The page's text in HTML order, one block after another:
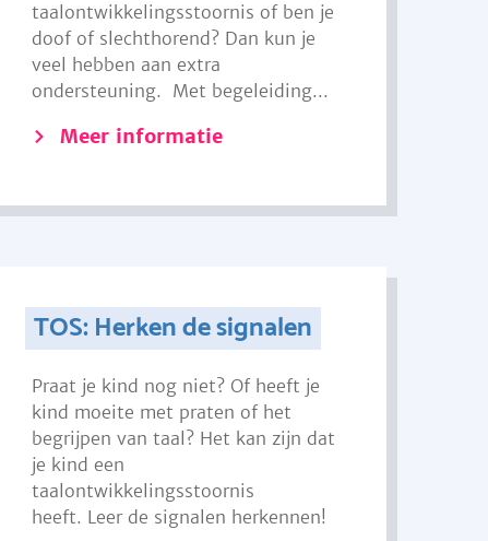
taalontwikkelingsstoornis of ben je
doof of slechthorend? Dan kun je
veel hebben aan extra
ondersteuning. Met begeleiding...
Meer informatie
TOS: Herken de signalen
Praat je kind nog niet? Of heeft je
kind moeite met praten of het
begrijpen van taal? Het kan zijn dat
je kind een
taalontwikkelingsstoornis
heeft. Leer de signalen herkennen!